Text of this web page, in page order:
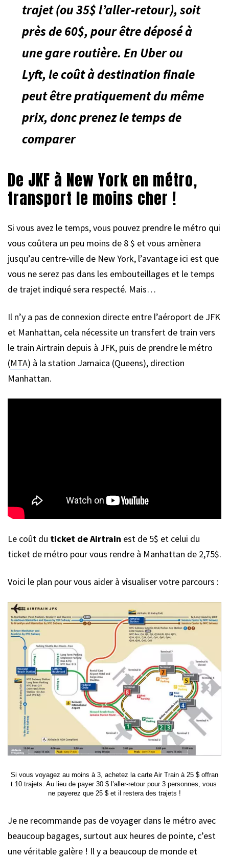
trajet (ou 35$ l’aller-retour), soit
près de 60$, pour être déposé à
une gare routière. En Uber ou
Lyft, le coût à destination finale
peut être pratiquement du même
prix, donc prenez le temps de
comparer
De JKF à New York en métro,
transport le moins cher !
Si vous avez le temps, vous pouvez prendre le métro qui
vous coûtera un peu moins de 8 $ et vous amènera
jusqu’au centre-ville de New York, l’avantage ici est que
vous ne serez pas dans les embouteillages et le temps
de trajet indiqué sera respecté. Mais…
Il n’y a pas de connexion directe entre l’aéroport de JFK
et Manhattan, cela nécessite un transfert de train vers
le train Airtrain depuis à JFK, puis de prendre le métro
(MTA) à la station Jamaica (Queens), direction
Manhattan.
Le coût du ticket de Airtrain est de 5$ et celui du
ticket de métro pour vous rendre à Manhattan de 2,75$.
Voici le plan pour vous aider à visualiser votre parcours :
Si vous voyagez au moins à 3, achetez la carte Air Train à 25 $ offran
t 10 trajets. Au lieu de payer 30 $ l’aller-retour pour 3 personnes, vous
ne payerez que 25 $ et il restera des trajets !
Je ne recommande pas de voyager dans le métro avec
beaucoup bagages, surtout aux heures de pointe, c’est
une véritable galère ! Il y a beaucoup de monde et